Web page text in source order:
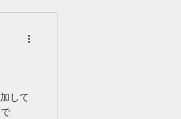
して